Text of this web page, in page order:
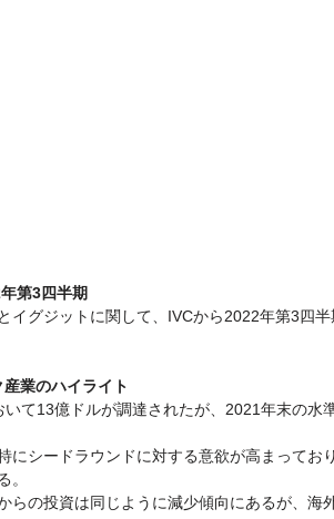
第3四半期
イグジットに関して、IVCから2022年第3四
業のハイライト
て13億ドルが調達されたが、2021年末の水
にシードラウンドに対する意欲が高まってお
。
らの投資は同じように減少傾向にあるが、海